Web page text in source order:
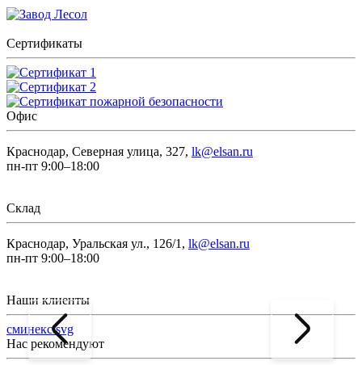
Сертификаты
Офис
Краснодар, Северная улица, 327, lk@elsan.ru
пн-пт 9:00–18:00
Склад
Краснодар, Уральская ул., 126/1, lk@elsan.ru
пн-пт 9:00–18:00
Наши клиенты
сминекс.svg
Нас рекомендуют